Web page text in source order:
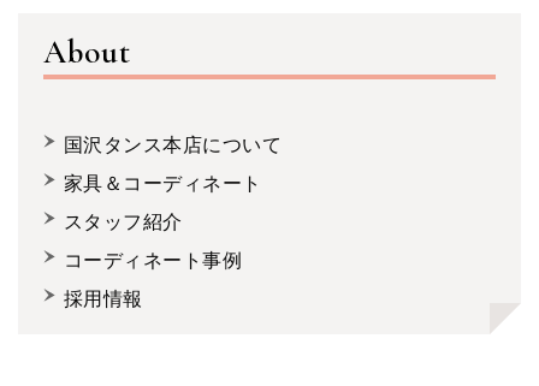
About
国沢タンス本店について
家具＆コーディネート
スタッフ紹介
コーディネート事例
採用情報